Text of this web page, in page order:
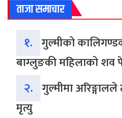
ताजा समाचार
१. गुल्मीको
बाग्लुङकी महिलाको शव
२. गुल्मीमा
मृत्यु